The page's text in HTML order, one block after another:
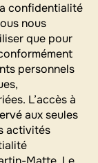
confidentialité
nous
que pour
personnels
L’accès à
aux seules
activités